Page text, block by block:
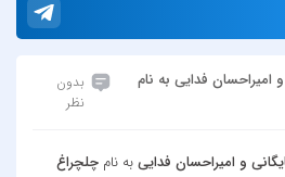
و امیراحسان فدایی به نام
بدون
نظر
و امیراحسان فداییبه نامچلچراغ